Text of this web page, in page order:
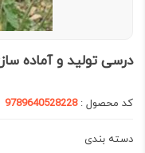
درسی تولید و آماده
کد محصول :9789640528228
دسته بندی